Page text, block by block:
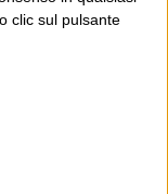
clic sul pulsante